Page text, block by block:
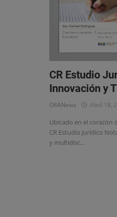
CR Estudio
Innovación y
OlIANews Abril 18,
Ubicado en el
CR Estudio Jurídico
y multidisc...